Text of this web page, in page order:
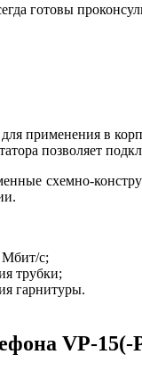
готовы
применения в
позволяет
схемно-
Мбит/с;
трубки;
гарнитуры.
VP-15(-